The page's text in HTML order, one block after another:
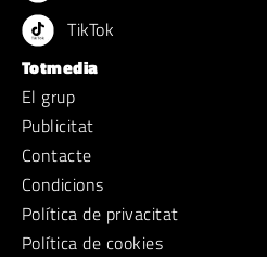
TikTok
Totmedia
El grup
Publicitat
Contacte
Condicions
Política de privacitat
Política de cookies